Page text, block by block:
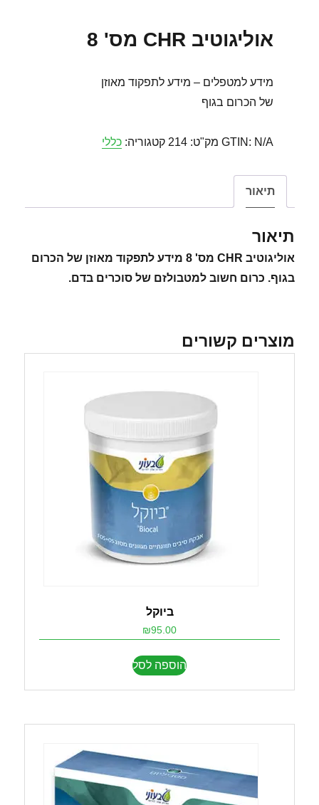
אוליגוטיב CHR מס' 8
מידע למטפלים – מידע לתפקוד מאוזן
של הכרום בגוף
GTIN: N/A מק"ט: 214 קטגוריה: כללי
תיאור
תיאור
אוליגוטיב CHR מס' 8 מידע לתפקוד מאוזן של הכרום
בגוף. כרום חשוב למטבולזם של סוכרים בדם.
מוצרים קשורים
ביוקל
₪95.00
הוספה לסל